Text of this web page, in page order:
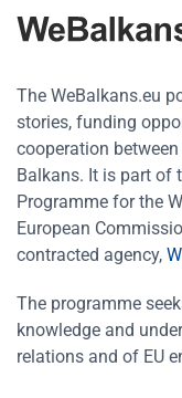
The WeBalkans.eu
stories, funding
cooperation
Balkans. It is part of
Programme for the
European
contracted agency,
The programme
knowledge and
relations and of EU